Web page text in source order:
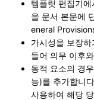
템플릿 편집기
을 문서 본문에
eneral
가시성을 보장
들어 의무 이후
동적 요소의 경
능)를 추가합니
사용하여 해당